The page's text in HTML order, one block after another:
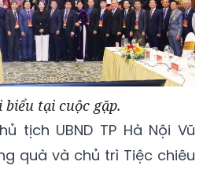
biểu tại cuộc gặp.
tịch UBND TP Hà Nội Vũ
quà và chủ trì Tiệc chiêu